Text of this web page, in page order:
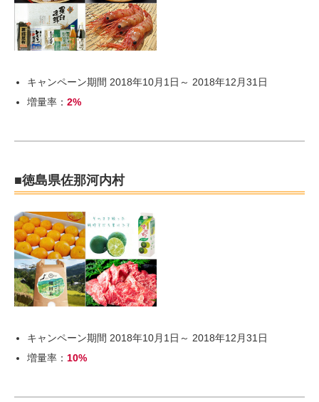
キャンペーン期間 2018年10月1日～ 2018年12月31日
増量率：2%
■徳島県佐那河内村
キャンペーン期間 2018年10月1日～ 2018年12月31日
増量率： 10%